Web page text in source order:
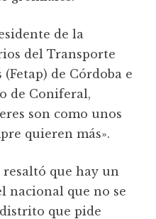
de la
del Transporte
de Córdoba e
de Coniferal,
son como unos
quieren más».
que hay un
nacional que no se
que pide